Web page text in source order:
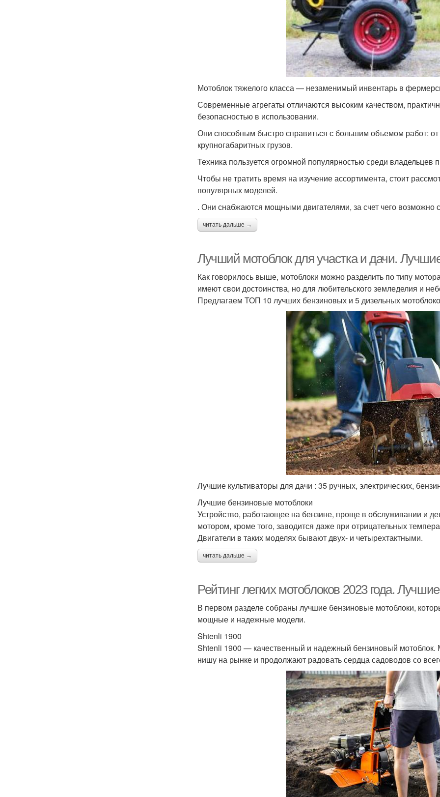
Мотоблок тяжелого класса — незаменимый инвентарь в
Современные агрегаты отличаются высоким качеством,
безопасностью в использовании.
Они способным быстро справиться с большим объемом работ: от
крупногабаритных грузов.
Техника пользуется огромной популярностью среди владельцев
Чтобы не тратить время на изучение ассортимента, стоит
популярных моделей.
. Они снабжаются мощными двигателями, за счет чего
читать дальше →
Лучший мотоблок для участка и дачи.
Как говорилось выше, мотоблоки можно разделить по типу
имеют свои достоинства, но для любительского земледелия и
Предлагаем ТОП 10 лучших бензиновых и 5 дизельных
Лучшие культиваторы для дачи : 35 ручных, электрических,
Лучшие бензиновые мотоблоки
Устройство, работающее на бензине, проще в обслуживании и
мотором, кроме того, заводится даже при отрицательных
Двигатели в таких моделях бывают двух- и четырехтактными.
читать дальше →
Рейтинг легких мотоблоков 2023 года.
В первом разделе собраны лучшие бензиновые мотоблоки,
мощные и надежные модели.
Shtenli 1900
Shtenli 1900 — качественный и надежный бензиновый
нишу на рынке и продолжают радовать сердца садоводов со